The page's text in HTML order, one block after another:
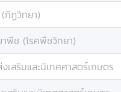
กีฏวิทยา)
าพืช (โรคพืชวิทยา)
สริมและนิเทศศาสตร์เกษตร